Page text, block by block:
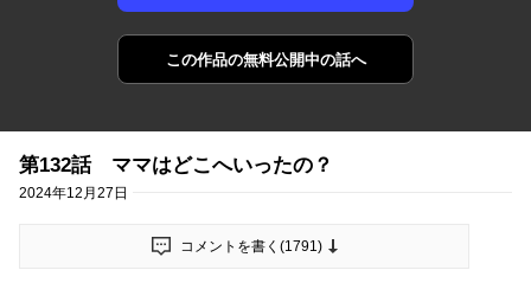
この作品の無料公開中の話へ
第132話 ママはどこへいったの？
2024年12月27日
コメントを書く(1791)